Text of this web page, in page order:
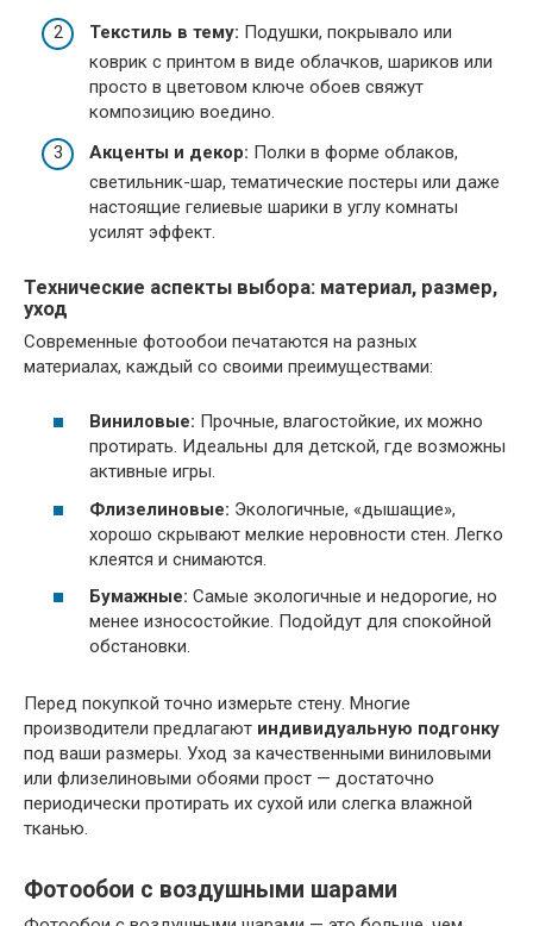
Текстиль в тему: Подушки, покрывало или
коврик с принтом в виде облачков, шариков или
просто в цветовом ключе обоев свяжут
композицию воедино.
Акценты и декор: Полки в форме облаков,
светильник-шар, тематические постеры или даже
настоящие гелиевые шарики в углу комнаты
усилят эффект.
Технические аспекты выбора: материал, размер,
уход
Современные фотообои печатаются на разных
материалах, каждый со своими преимуществами:
Виниловые: Прочные, влагостойкие, их можно
протирать. Идеальны для детской, где возможны
активные игры.
Флизелиновые: Экологичные, «дышащие»,
хорошо скрывают мелкие неровности стен. Легко
клеятся и снимаются.
Бумажные: Самые экологичные и недорогие, но
менее износостойкие. Подойдут для спокойной
обстановки.
Перед покупкой точно измерьте стену. Многие
производители предлагают индивидуальную подгонку
под ваши размеры. Уход за качественными виниловыми
или флизелиновыми обоями прост — достаточно
периодически протирать их сухой или слегка влажной
тканью.
Фотообои с воздушными шарами